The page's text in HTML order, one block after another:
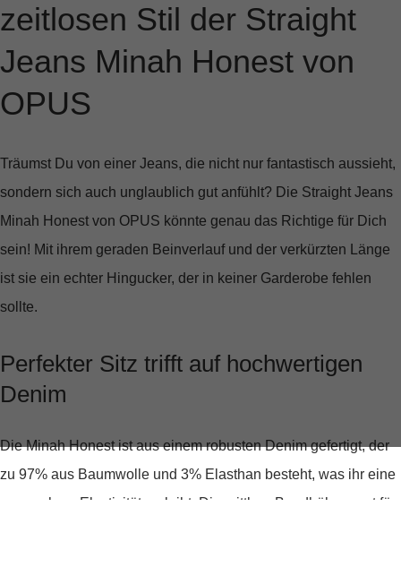
zeitlosen Stil der Straight
Jeans Minah Honest von
OPUS
Träumst Du von einer Jeans, die nicht nur fantastisch aussieht,
sondern sich auch unglaublich gut anfühlt? Die Straight Jeans
Minah Honest von OPUS könnte genau das Richtige für Dich
sein! Mit ihrem geraden Beinverlauf und der verkürzten Länge
ist sie ein echter Hingucker, der in keiner Garderobe fehlen
sollte.
Perfekter Sitz trifft auf hochwertigen
Denim
Die Minah Honest ist aus einem robusten Denim gefertigt, der
zu 97% aus Baumwolle und 3% Elasthan besteht, was ihr eine
angenehme Elastizität verleiht. Die mittlere Bundhöhe sorgt für